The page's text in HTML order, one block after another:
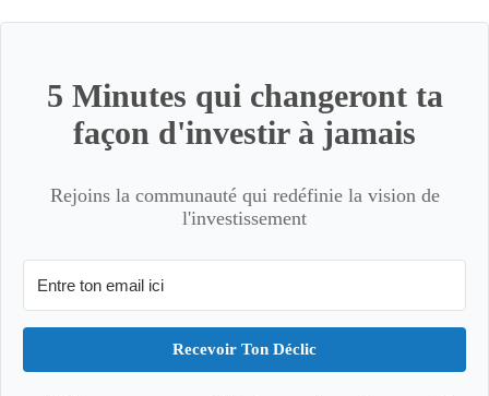
5 Minutes qui changeront ta
façon d'investir à jamais
Rejoins la communauté qui redéfinie la vision de
l'investissement
Recevoir Ton Déclic